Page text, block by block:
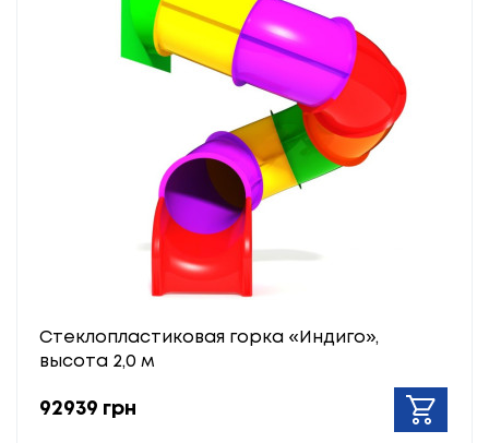
Стеклопластиковая горка «Индиго»,
высота 2,0 м
92939 грн